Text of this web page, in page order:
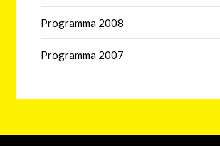
Programma 2008
Programma 2007